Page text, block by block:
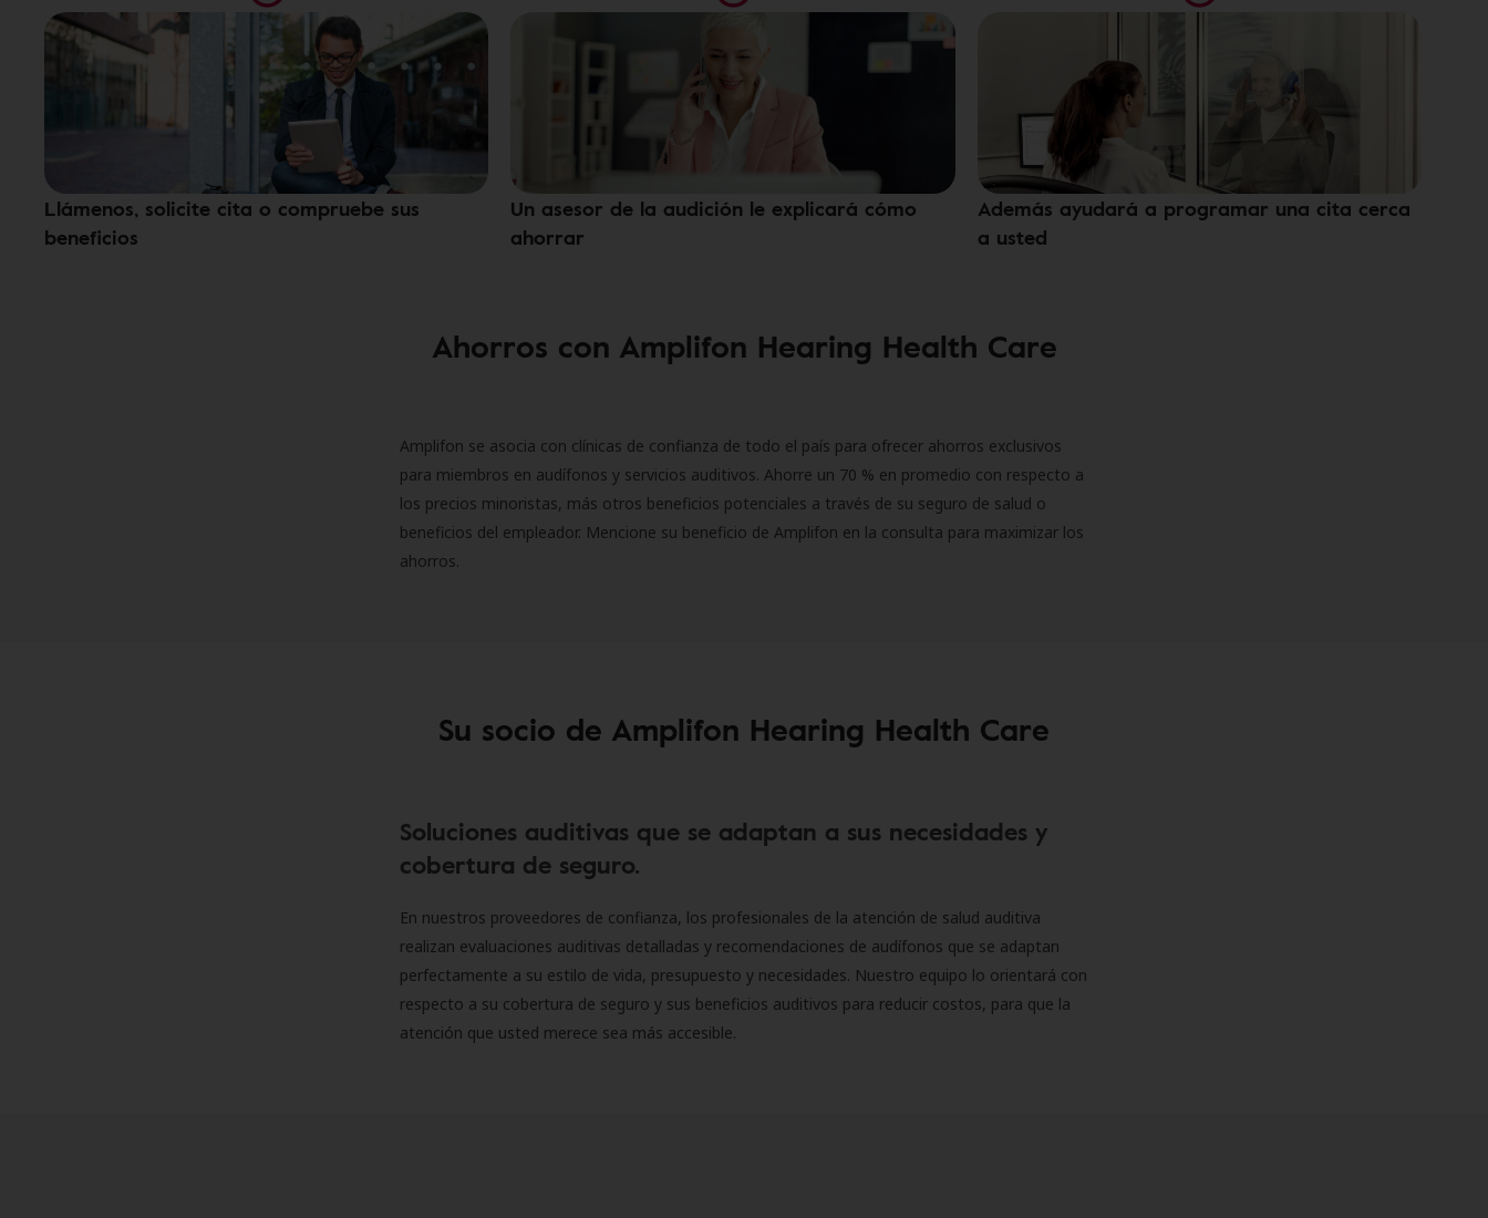
Llámenos, solicite cita o compruebe sus
beneficios
Un asesor de la audición le explicará cómo
ahorrar
Además ayudará a programar una cita cerca
a usted
Ahorros con Amplifon Hearing Health Care
Amplifon se asocia con clínicas de confianza de todo el país para ofrecer ahorros exclusivos
para miembros en audífonos y servicios auditivos. Ahorre un 70 % en promedio con respecto a
los precios minoristas, más otros beneficios potenciales a través de su seguro de salud o
beneficios del empleador. Mencione su beneficio de Amplifon en la consulta para maximizar los
ahorros.
Su socio de Amplifon Hearing Health Care
Soluciones auditivas que se adaptan a sus necesidades y
cobertura de seguro.
En nuestros proveedores de confianza, los profesionales de la atención de salud auditiva
realizan evaluaciones auditivas detalladas y recomendaciones de audífonos que se adaptan
perfectamente a su estilo de vida, presupuesto y necesidades. Nuestro equipo lo orientará con
respecto a su cobertura de seguro y sus beneficios auditivos para reducir costos, para que la
atención que usted merece sea más accesible.